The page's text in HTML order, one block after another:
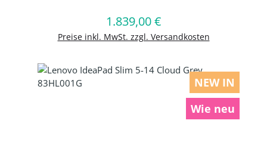
Regulärer Preis:
1.839,00 €
Preise inkl. MwSt. zzgl. Versandkosten
In den Warenkorb
NEW IN
Wie neu